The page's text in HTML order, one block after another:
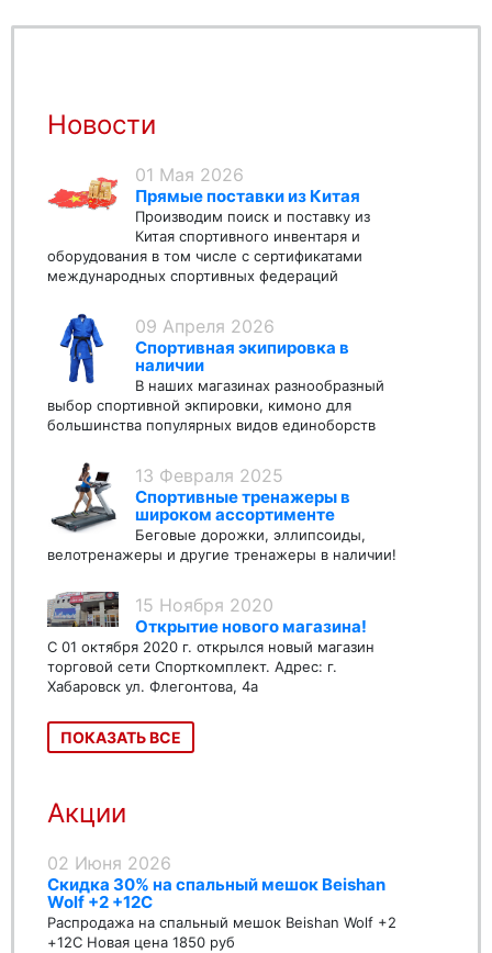
Новости
01 Мая 2026
Прямые поставки из Китая
Производим поиск и поставку из
Китая спортивного инвентаря и
оборудования в том числе с сертификатами
международных спортивных федераций
09 Апреля 2026
Спортивная экипировка в
наличии
В наших магазинах разнообразный
выбор спортивной экпировки, кимоно для
большинства популярных видов единоборств
13 Февраля 2025
Спортивные тренажеры в
широком ассортименте
Беговые дорожки, эллипсоиды,
велотренажеры и другие тренажеры в наличии!
15 Ноября 2020
Открытие нового магазина!
С 01 октября 2020 г. открылся новый магазин
торговой сети Спорткомплект. Адрес: г.
Хабаровск ул. Флегонтова, 4а
ПОКАЗАТЬ ВСЕ
Акции
02 Июня 2026
Скидка 30% на спальный мешок Beishan
Wolf +2 +12C
Распродажа на спальный мешок Beishan Wolf +2
+12C Новая цена 1850 руб